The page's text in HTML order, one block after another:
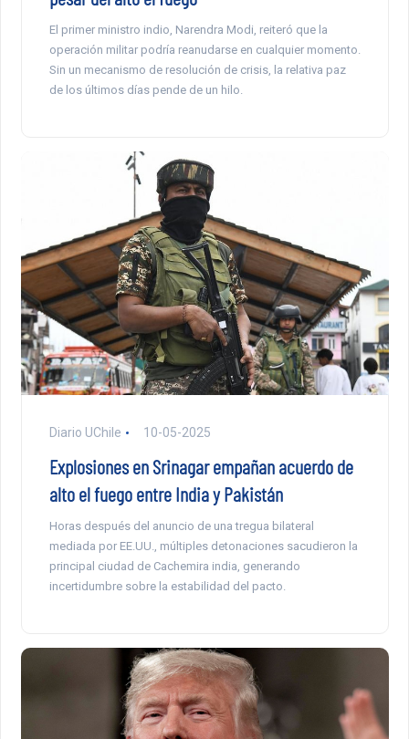
El primer ministro indio, Narendra Modi, reiteró que la
operación militar podría reanudarse en cualquier momento.
Sin un mecanismo de resolución de crisis, la relativa paz
de los últimos días pende de un hilo.
Diario UChile 10-05-2025
Explosiones en Srinagar empañan acuerdo de
alto el fuego entre India y Pakistán
Horas después del anuncio de una tregua bilateral
mediada por EE.UU., múltiples detonaciones sacudieron la
principal ciudad de Cachemira india, generando
incertidumbre sobre la estabilidad del pacto.